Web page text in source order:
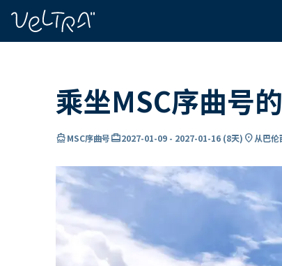
乘坐MSC序曲号
directions_boatMSC序曲号card_travel2027-01-09 - 2027-01-16 (8天) location_on从巴伦